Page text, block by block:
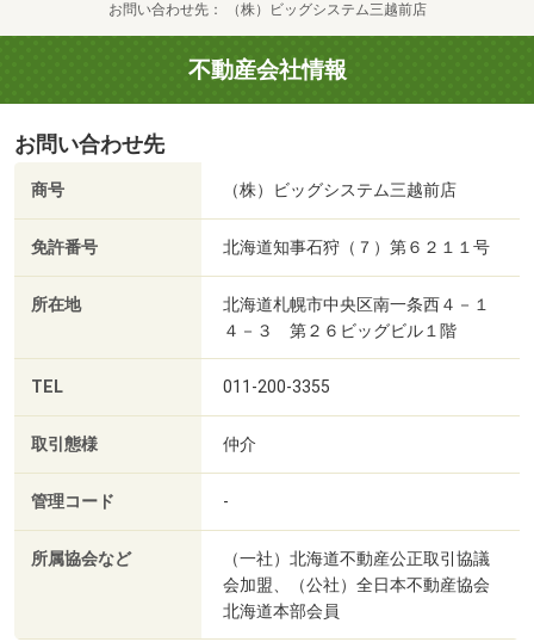
お問い合わせ先 （株）ビッグシステム三越前店
不動産会社情報
お問い合わせ先
商号 （株）ビッグシステム三越前店
免許番号 北海道知事石狩（７）第６２１１号
所在地
北海道札幌市中央区南一条西４－１
４－３ 第２６ビッグビル１階
TEL 011-200-3355
取引態様 仲介
管理コード -
所属協会など
（一社）北海道不動産公正取引協議
会加盟、（公社）全日本不動産協会
北海道本部会員